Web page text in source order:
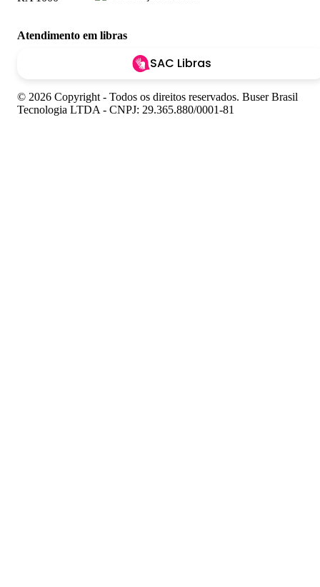
Atendimento em libras
SAC Libras
© 2026 Copyright - Todos os direitos reservados. Buser Brasil
Tecnologia LTDA - CNPJ: 29.365.880/0001-81